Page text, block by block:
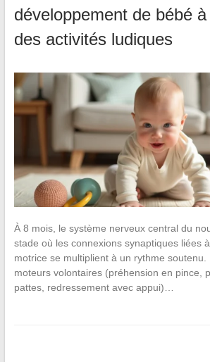
développement de bébé
des activités ludiques
À 8 mois, le système nerveux central du
stade où les connexions synaptiques liées
motrice se multiplient à un rythme soutenu.
moteurs volontaires (préhension en pince,
pattes, redressement avec appui)…